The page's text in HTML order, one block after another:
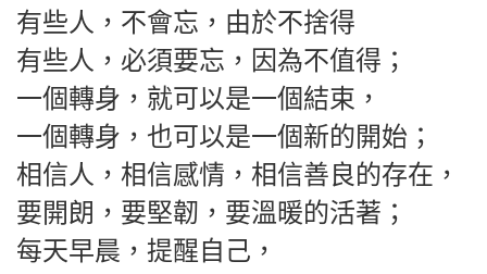
有些人，不會忘，由於不捨得
有些人，必須要忘，因為不值得；
一個轉身，就可以是一個結束，
一個轉身，也可以是一個新的開始；
相信人，相信感情，相信善良的存在，
要開朗，要堅韌，要溫暖的活著；
每天早晨，提醒自己，